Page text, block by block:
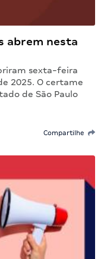
abrem nesta
sexta-feira
2025. O certame
de São Paulo
Compartilhe